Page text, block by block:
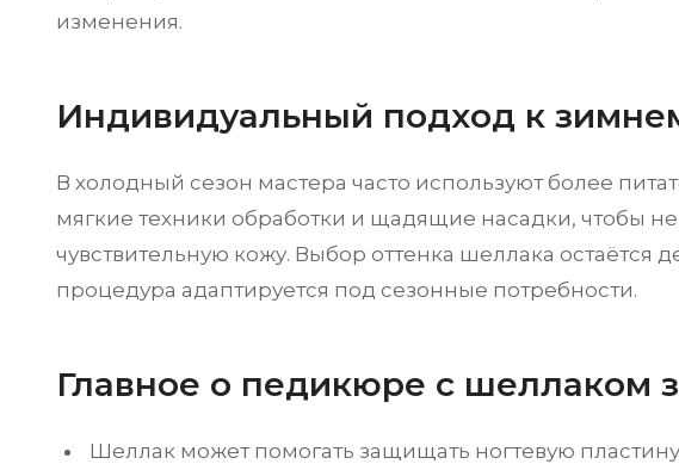
изменения.
Индивидуальный подход к
В холодный сезон мастера часто используют более
мягкие техники обработки и щадящие насадки, чтобы
чувствительную кожу. Выбор оттенка шеллака остаётся
процедура адаптируется под сезонные потребности.
Главное о педикюре с шеллаком
Шеллак может помогать защищать ногтевую